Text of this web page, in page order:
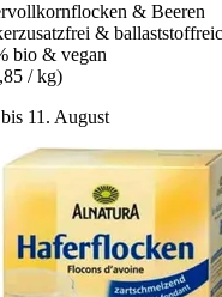
& Beeren
&
bio & vegan
/ kg)
11. August